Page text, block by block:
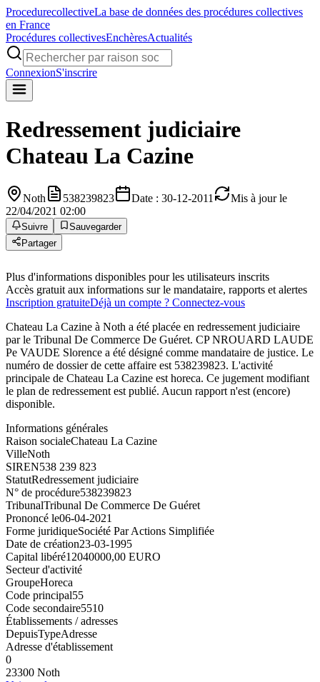
ProcedurecollectiveLa base de données des procédures collectives
en France
Procédures collectivesEnchèresActualités
ConnexionS'inscrire
Redressement judiciaire
Chateau La Cazine
Noth 538239823 Date : 30-12-2011
Mis à jour le
22/04/2021 02:00
Suivre
Sauvegarder
Partager
Plus d'informations disponibles pour les utilisateurs inscrits
Accès gratuit aux informations sur le mandataire, rapports et alertes
Inscription gratuiteDéjà un compte ? Connectez-vous
Chateau La Cazine à Noth a été placée en redressement judiciaire
par le Tribunal De Commerce De Guéret. CP NROUARD LAUDE
Pe VAUDE Slorence a été désigné comme mandataire de justice. Le
numéro de dossier de cette affaire est 538239823. L'activité
principale de Chateau La Cazine est horeca. Ce jugement modifiant
le plan de redressement est publié. Aucun rapport n'est (encore)
disponible.
Informations générales
Raison socialeChateau La Cazine
VilleNoth
SIREN538 239 823
StatutRedressement judiciaire
N° de procédure538239823
TribunalTribunal De Commerce De Guéret
Prononcé le06-04-2021
Forme juridiqueSociété Par Actions Simplifiée
Date de création23-03-1995
Capital libéré12040000,00 EURO
Secteur d'activité
GroupeHoreca
Code principal55
Code secondaire5510
Établissements / adresses
DepuisTypeAdresse
Adresse d'établissement
0
23300 Noth